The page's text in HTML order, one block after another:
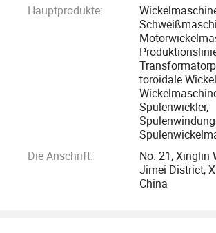
Steuerung für Transformatorrohstoffe);
automatische Wicklungsmaschine
hohe Präzision für verschiedene Spulen);
Automatische Wicklungsmaschine
servogesteuert für elektronische
Hook-Wicklungsmaschine
kleine/mittlere Spulen, ideal für mobile
Automatische Wicklungsmaschine
Geschwindigkeit/Spannung, einfach zu
(gleichmäßige Temperatur, einfache
Automatische Lötzinnmaschine
Hauptprodukte:
toroidale
Spulenwickler,
Die Anschrift:
No. 21, Xinglin
Jimei District,
China